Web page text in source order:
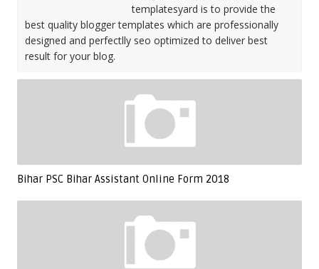
templatesyard is to provide the
best quality blogger templates which are professionally
designed and perfectlly seo optimized to deliver best
result for your blog.
Bihar PSC Bihar Assistant Online Form 2018